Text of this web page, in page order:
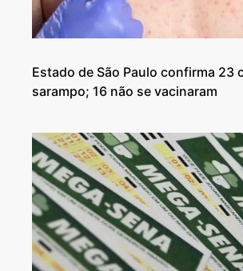
Estado de São Paulo confirma 23
sarampo; 16 não se vacinaram